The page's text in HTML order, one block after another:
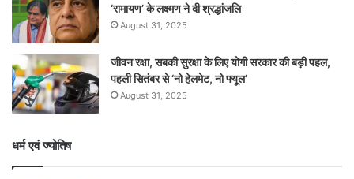
‘रामायण’ के लक्ष्मण ने दी श्रद्धांजलि
August 31, 2025
जीवन रक्षा, सबकी सुरक्षा के लिए योगी सरकार की बड़ी पहल,
पहली सितंबर से ‘नो हेलमेट, नो फ्यूल’
August 31, 2025
धर्म एवं ज्योतिष